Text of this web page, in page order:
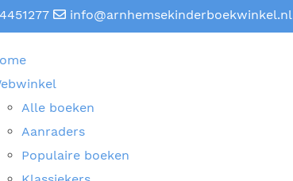
info@arnhemsekinderboekwinkel.nl
Alle boeken
Aanraders
Populaire boeken